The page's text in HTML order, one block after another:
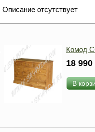
Описание отсутствует
Комод
18
В